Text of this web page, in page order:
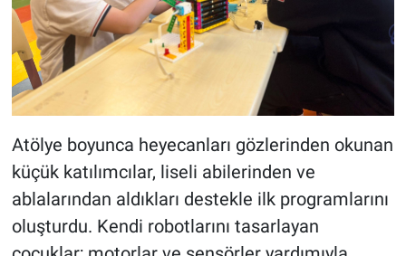
Atölye boyunca heyecanları gözlerinden okunan
küçük katılımcılar, liseli abilerinden ve
ablalarından aldıkları destekle ilk programlarını
oluşturdu. Kendi robotlarını tasarlayan